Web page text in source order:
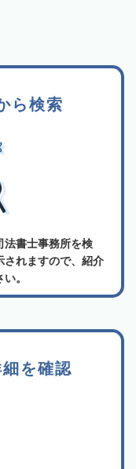
ら検索
法書士事務所を検
されますので、紹介
。
を確認